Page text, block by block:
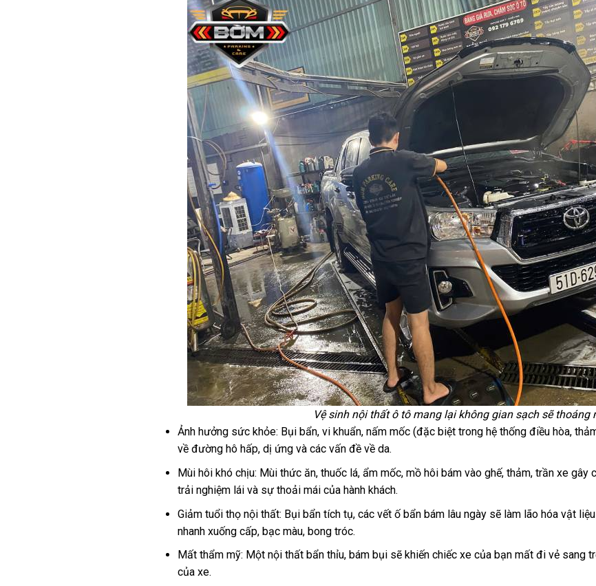
Vệ sinh nội thất ô tô mang lại không gian sạch sẽ thoáng
Ảnh hưởng sức khỏe: Bụi bẩn, vi khuẩn, nấm mốc (đặc biệt trong hệ thống điều hòa,
về đường hô hấp, dị ứng và các vấn đề về da.
Mùi hôi khó chịu: Mùi thức ăn, thuốc lá, ẩm mốc, mồ hôi bám vào ghế, thảm, trần xe gây
trải nghiệm lái và sự thoải mái của hành khách.
Giảm tuổi thọ nội thất: Bụi bẩn tích tụ, các vết ố bẩn bám lâu ngày sẽ làm lão hóa vật
nhanh xuống cấp, bạc màu, bong tróc.
Mất thẩm mỹ: Một nội thất bẩn thỉu, bám bụi sẽ khiến chiếc xe của bạn mất đi vẻ sang
của xe.